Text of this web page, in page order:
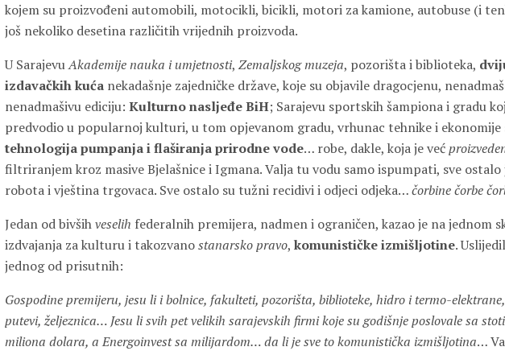
kojem su proizvođeni automobili, motocikli, bicikli, motori za kamione, autobuse (i
još nekoliko desetina različitih vrijednih proizvoda.
U SarajevuAkademije nauka i umjetnosti, Zemaljskog muzeja, pozorišta i biblioteka,
izdavačkih kuća nekadašnje zajedničke države, koje su objavile dragocjenu,
nenadmašivu ediciju: Kulturno nasljeđe BiH; Sarajevu sportskih šampiona i gradu
predvodio u popularnoj kulturi, u tom opjevanom gradu, vrhunac tehnike i ekonomije
tehnologija pumpanja i flaširanja prirodne vode… robe, dakle, koja je već
filtriranjem kroz masive Bjelašnice i Igmana. Valja tu vodu samo ispumpati, sve ostalo
robota i vještina trgovaca. Sve ostalo su tužni recidivi i odjeci odjeka…čorbine čorbe
Jedan od bivšihveselih federalnih premijera, nadmen i ograničen, kazao je na jednom
izdvajanja za kulturu i takozvanostanarsko pravo, komunističke izmišljotine.
jednog od prisutnih:
Gospodine premijeru, jesu li i bolnice, fakulteti, pozorišta, biblioteke, hidro i termo-
putevi, željeznica… Jesu li svih pet velikih sarajevskih firmi koje su godišnje poslovale sa
miliona dolara, a Energoinvest sa milijardom… da li je sve to komunistička izmišljotina…